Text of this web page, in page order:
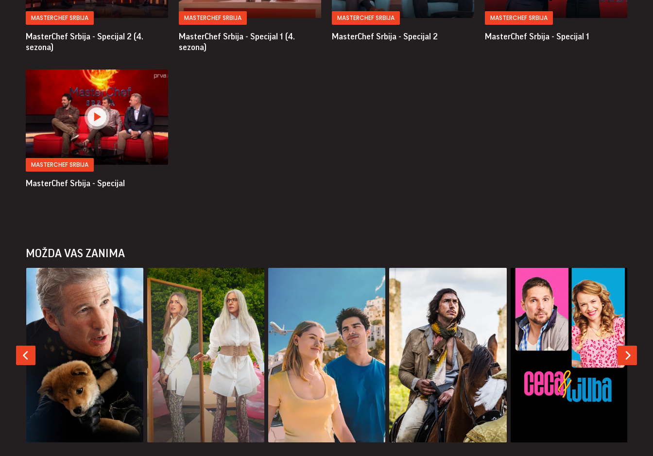
MASTERCHEF SRBIJA
MasterChef Srbija - Specijal 2 (4.
sezona)
MASTERCHEF SRBIJA
MasterChef Srbija - Specijal 1 (4.
sezona)
MASTERCHEF SRBIJA
MasterChef Srbija - Specijal 2
MASTERCHEF SRBIJA
MasterChef Srbija - Specijal 1
MASTERCHEF SRBIJA
MasterChef Srbija - Specijal
MOŽDA VAS ZANIMA